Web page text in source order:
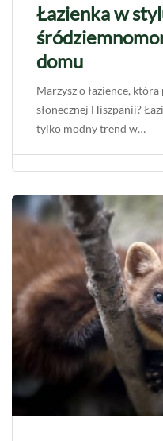
Łazienka w
domu
Marzysz o łazience,
słonecznej Hiszpanii?
tylko modny trend w…